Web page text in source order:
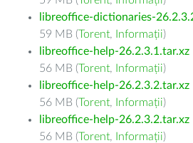
libreoffice-dictionaries-
59 MB (Torent, Informații)
libreoffice-help-26.2.3.1.tar.xz
56 MB (Torent, Informații)
libreoffice-help-26.2.3.2.tar.xz
56 MB (Torent, Informații)
libreoffice-help-26.2.3.2.tar.xz
56 MB (Torent, Informații)